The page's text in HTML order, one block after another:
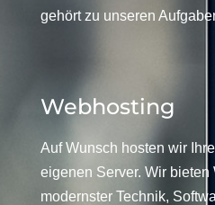
gehört zu unseren
Webhosting
Auf Wunsch hosten wir Ihre
eigenen Server. Wir bieten
modernster Technik,